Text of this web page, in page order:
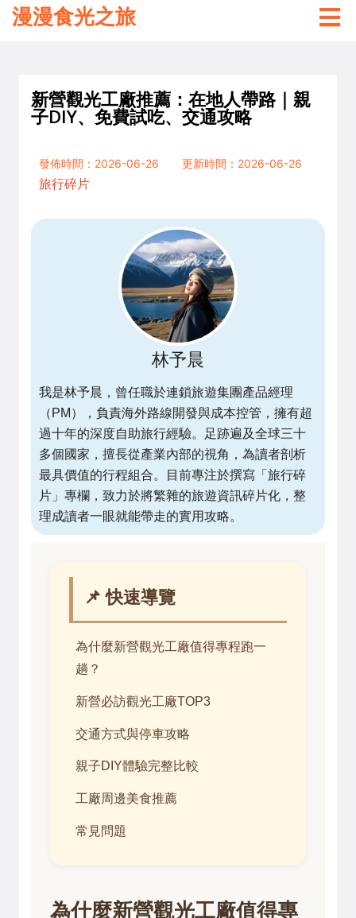
漫漫食光之旅
新營觀光工廠推薦：在地人帶路｜親
子DIY、免費試吃、交通攻略
發佈時間：2026-06-26
更新時間：2026-06-26
旅行碎片
林予晨
我是林予晨，曾任職於連鎖旅遊集團產品經理
（PM），負責海外路線開發與成本控管，擁有超
過十年的深度自助旅行經驗。足跡遍及全球三十
多個國家，擅長從產業內部的視角，為讀者剖析
最具價值的行程組合。目前專注於撰寫「旅行碎
片」專欄，致力於將繁雜的旅遊資訊碎片化，整
理成讀者一眼就能帶走的實用攻略。
📌 快速導覽
為什麼新營觀光工廠值得專程跑一
趟？
新營必訪觀光工廠TOP3
交通方式與停車攻略
親子DIY體驗完整比較
工廠周邊美食推薦
常見問題
為什麼新營觀光工廠值得專